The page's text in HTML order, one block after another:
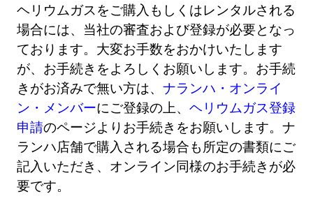
ヘリウムガスをご購入もしくはレンタルされる
場合には、当社の審査および登録が必要となっ
ております。大変お手数をおかけいたします
が、お手続きをよろしくお願いします。お手続
きがお済みで無い方は、ナランハ・オンライ
ン・メンバーにご登録の上、ヘリウムガス登録
申請のページよりお手続きをお願いします。ナ
ランハ店舗で購入される場合も所定の書類にご
記入いただき、オンライン同様のお手続きが必
要です。